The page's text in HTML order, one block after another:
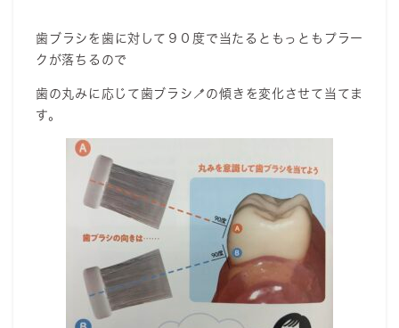
歯ブラシを歯に対して９０度で当たるともっともプラー
クが落ちるので
歯の丸みに応じて歯ブラシ🪥の傾きを変化させて当てま
す。